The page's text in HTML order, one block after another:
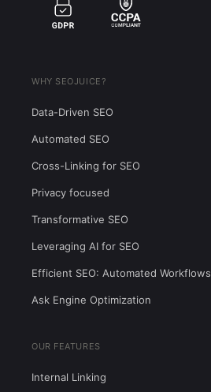
WHY SEOJUICE?
Data-Driven SEO
Automated SEO
Cross-Linking for SEO
Privacy focused
Transformative SEO
Leveraging AI for SEO
Efficient SEO: Automated Workflows
Ask Engine Optimization
OUR FEATURES
Internal Linking